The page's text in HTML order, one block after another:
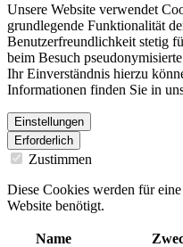
Unsere Website verwendet
grundlegende Funktionalität
Benutzerfreundlichkeit stetig
beim Besuch
Ihr Einverständnis hierzu
Informationen finden Sie in
Einstellungen
Erforderlich
Zustimmen
Diese Cookies werden für
Website benötigt.
Name